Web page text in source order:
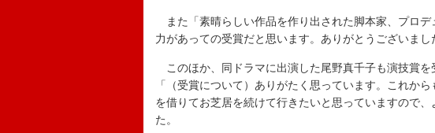
また「素晴らしい作品を作り出された脚本家、プロ
力があっての受賞だと思います。ありがとうございまし
このほか、同ドラマに出演した尾野真千子も演技賞
「（受賞について）ありがたく思っています。これか
を借りてお芝居を続けて行きたいと思っていますので
た。